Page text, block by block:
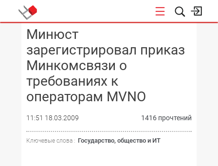
Минюст
зарегистрировал приказ
Минкомсвязи о
требованиях к
операторам MVNO
11:51 18.03.2009 1416 прочтений
Ключевые слова : Государство, общество и ИТ